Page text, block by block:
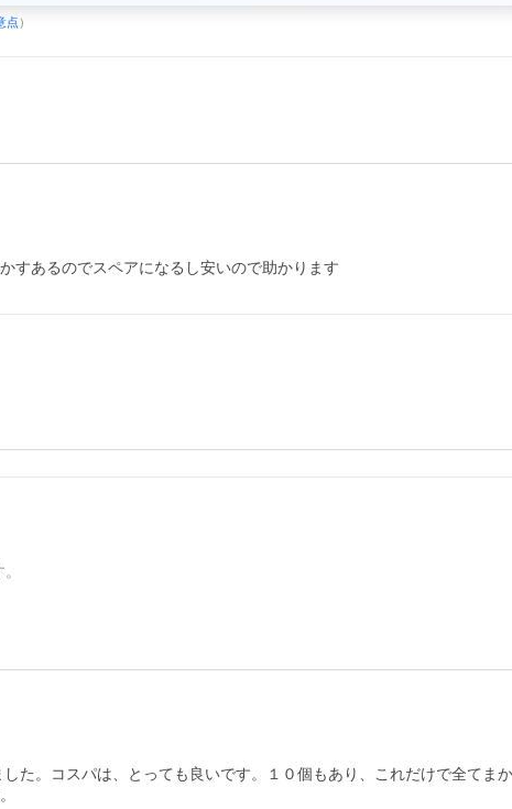
点 ）
すあるのでスペアになるし安いので助かります
た。コスパは、とっても良いです。１０個もあり、これだけで全て